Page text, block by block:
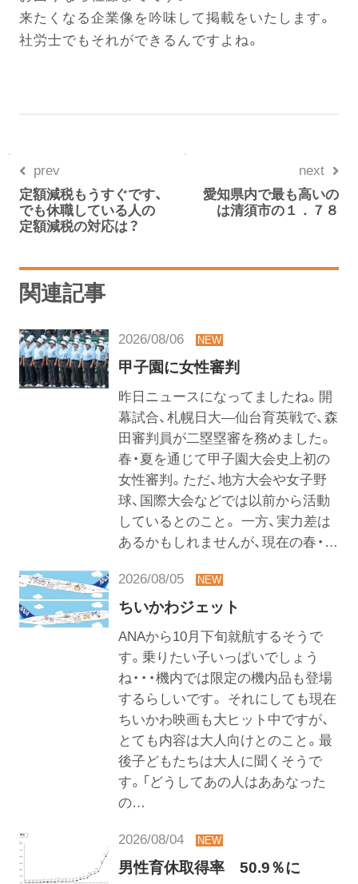
来たくなる企業像を吟味して掲載をいたします。
社労士でもそれができるんですよね。
prev
定額減税もうすぐです、
でも休職している人の
定額減税の対応は？
next
愛知県内で最も高いの
は清須市の１．７８
関連記事
2026/08/06
甲子園に女性審判
昨日ニュースになってましたね。開
幕試合、札幌日大―仙台育英戦で、森
田審判員が二塁塁審を務めました。
春・夏を通じて甲子園大会史上初の
女性審判。ただ、地方大会や女子野
球、国際大会などでは以前から活動
しているとのこと。 一方、実力差は
あるかもしれませんが、現在の春・…
2026/08/05
ちいかわジェット
ANAから10月下旬就航するそうで
す。乗りたい子いっぱいでしょう
ね・・・機内では限定の機内品も登場
するらしいです。 それにしても現在
ちいかわ映画も大ヒット中ですが、
とても内容は大人向けとのこと。最
後子どもたちは大人に聞くそうで
す。「どうしてあの人はああなった
の…
2026/08/04
男性育休取得率 50.9％に